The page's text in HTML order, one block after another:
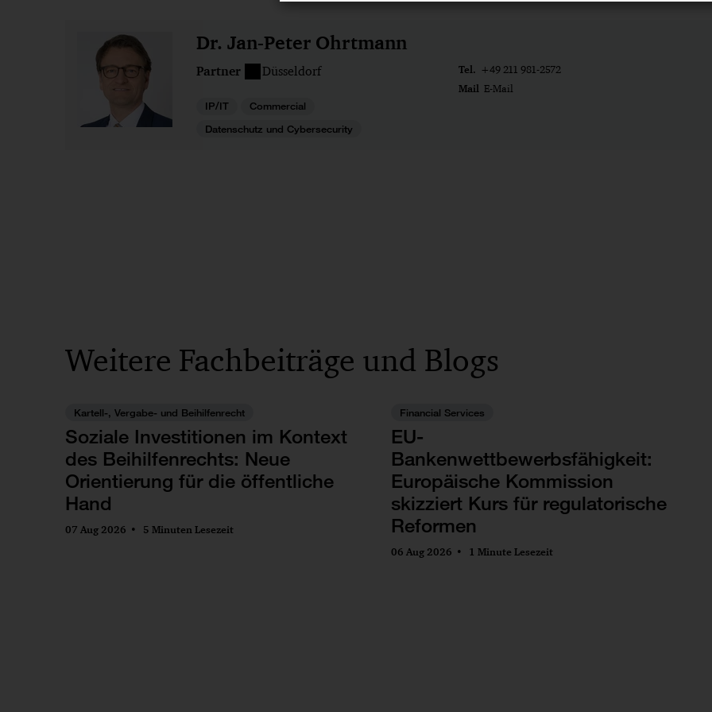
Dr. Jan-Peter Ohrtmann
Partner Düsseldorf Tel. +49 211 981-2572
Mail E-Mail
IP/IT
Commercial
Datenschutz und Cybersecurity
Weitere Fachbeiträge und Blogs
Kartell-, Vergabe- und Beihilfenrecht
Soziale Investitionen im Kontext
des Beihilfenrechts: Neue
Orientierung für die öffentliche
Hand
07 Aug 2026 5 Minuten Lesezeit
Financial Services
EU-
Bankenwettbewerbsfähigkeit:
Europäische Kommission
skizziert Kurs für regulatorische
Reformen
06 Aug 2026 1 Minute Lesezeit